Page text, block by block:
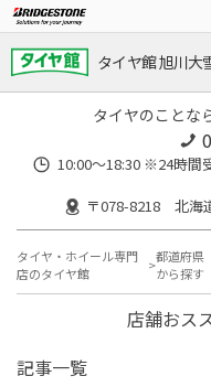
タイヤ館 旭川大
タイヤのことな
10:00～18:30 ※24時間
〒078-8218 北海
タイヤ・ホイール専門
店のタイヤ館
都道府県
から探す
店舗おス
記事一覧